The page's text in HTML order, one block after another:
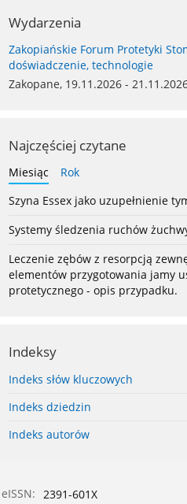
Wydarzenia
Zakopiańskie Forum Protetyki
doświadczenie, technologie
Zakopane, 19.11.2026 -
Najczęściej czytane
Miesiąc
Rok
Szyna Essex jako uzupełnienie
Systemy śledzenia ruchów
Leczenie zębów z resorpcją
elementów przygotowania jamy
protetycznego - opis przypadku.
Indeksy
Indeks słów kluczowych
Indeks dziedzin
Indeks autorów
eISSN: 2391-601X